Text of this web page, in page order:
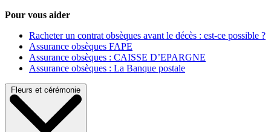
Pour vous aider
Racheter un contrat obsèques avant le décès : est-ce possible ?
Assurance obsèques FAPE
Assurance obsèques : CAISSE D’EPARGNE
Assurance obsèques : La Banque postale
Fleurs et cérémonie